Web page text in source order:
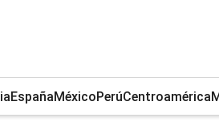
EspañaMéxicoPerúCentroamérica